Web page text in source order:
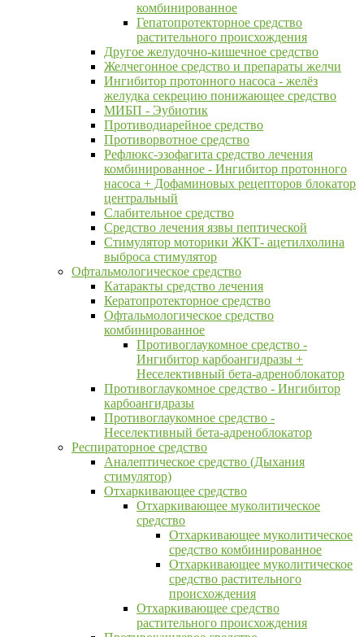
комбинированное
Гепатопротекторное средство
растительного происхождения
Другое желудочно-кишечное средство
Желчегонное средство и препараты желчи
Ингибитор протонного насоса - желёз
желудка секрецию понижающее средство
МИБП - Эубиотик
Противодиарейное средство
Противорвотное средство
Рефлюкс-эзофагита средство лечения
комбинированное - Ингибитор протонного
насоса + Дофаминовых рецепторов блокатор
центральный
Слабительное средство
Средство лечения язвы пептической
Стимулятор моторики ЖКТ- ацетилхолина
выброса стимулятор
Офтальмологическое средство
Катаракты средство лечения
Кератопротекторное средство
Офтальмологическое средство
комбинированное
Противоглаукомное средство -
Ингибитор карбоангидразы +
Неселективный бета-адреноблокатор
Противоглаукомное средство - Ингибитор
карбоангидразы
Противоглаукомное средство -
Неселективный бета-адреноблокатор
Респираторное средство
Аналептическое средство (Дыхания
стимулятор)
Отхаркивающее средство
Отхаркивающее муколитическое
средство
Отхаркивающее муколитическое
средство комбинированное
Отхаркивающее муколитическое
средство растительного
происхождения
Отхаркивающее средство
растительного происхождения